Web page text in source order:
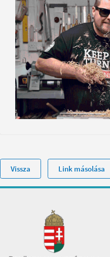
Vissza Link másolása